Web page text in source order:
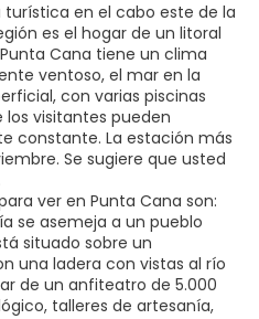
en el cabo este de la
es el hogar de un litoral
Cana tiene un clima
ventoso, el mar en la
con varias piscinas
visitantes pueden
constante. La estación más
Se sugiere que usted
ver en Punta Cana son:
se asemeja a un pueblo
situado sobre un
una ladera con vistas al río
de un anfiteatro de 5.000
talleres de artesanía,